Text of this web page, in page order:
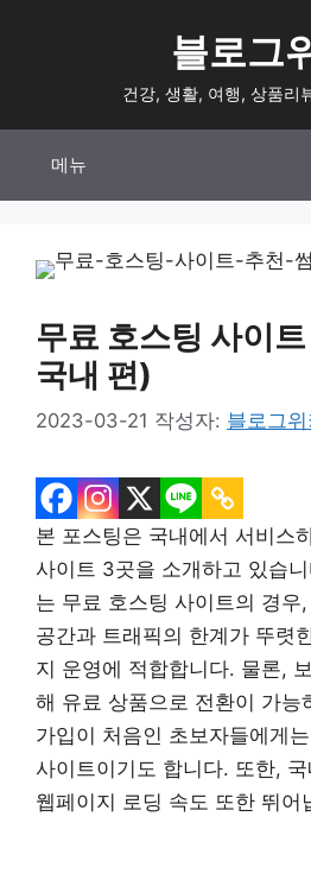
블로그
건강, 생활, 여행, 상품리
메뉴
무료 호스팅 사이
국내 편)
2023-03-21 작성자: 블로그위
본 포스팅은 국내에서 서비스
사이트 3곳을 소개하고 있습
는 무료 호스팅 사이트의 경우
공간과 트래픽의 한계가 뚜렷
지 운영에 적합합니다. 물론,
해 유료 상품으로 전환이 가능
가입이 처음인 초보자들에게
사이트이기도 합니다. 또한,
웹페이지 로딩 속도 또한 뛰어